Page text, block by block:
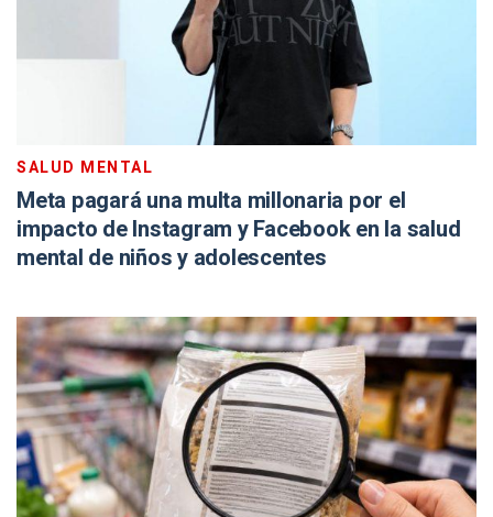
SALUD MENTAL
Meta pagará una multa millonaria por el
impacto de Instagram y Facebook en la salud
mental de niños y adolescentes